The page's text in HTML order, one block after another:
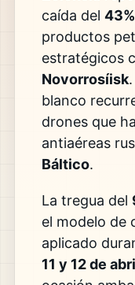
caída del 43%
productos
estratégicos
Novorrosíisk
blanco
drones que
antiaéreas
Báltico.
La tregua del
el modelo de
aplicado
11 y 12 de